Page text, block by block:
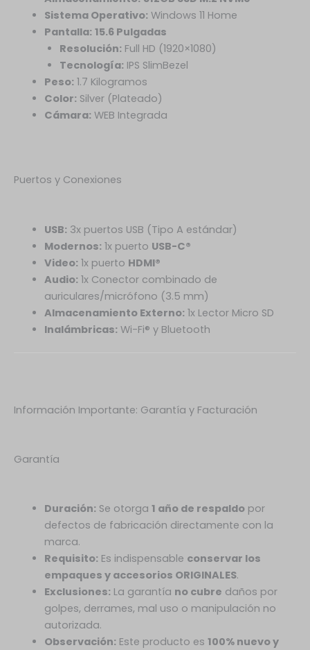
Sistema Operativo: Windows 11 Home
Pantalla: 15.6 Pulgadas
Resolución: Full HD (1920×1080)
Tecnología: IPS SlimBezel
Peso: 1.7 Kilogramos
Color: Silver (Plateado)
Cámara: WEB Integrada
Puertos y Conexiones
USB: 3x puertos USB (Tipo A estándar)
Modernos: 1x puerto USB-C®
Video: 1x puerto HDMI®
Audio: 1x Conector combinado de
auriculares/micrófono (3.5 mm)
Almacenamiento Externo: 1x Lector Micro SD
Inalámbricas: Wi-Fi® y Bluetooth
Información Importante: Garantía y Facturación
Garantía
Duración: Se otorga 1 año de respaldopor
defectos de fabricación directamente con la
marca.
Requisito: Es indispensable conservar los
empaques y accesorios ORIGINALES.
Exclusiones: La garantía no cubre daños por
golpes, derrames, mal uso o manipulación no
autorizada.
Observación: Este producto es 100% nuevo y